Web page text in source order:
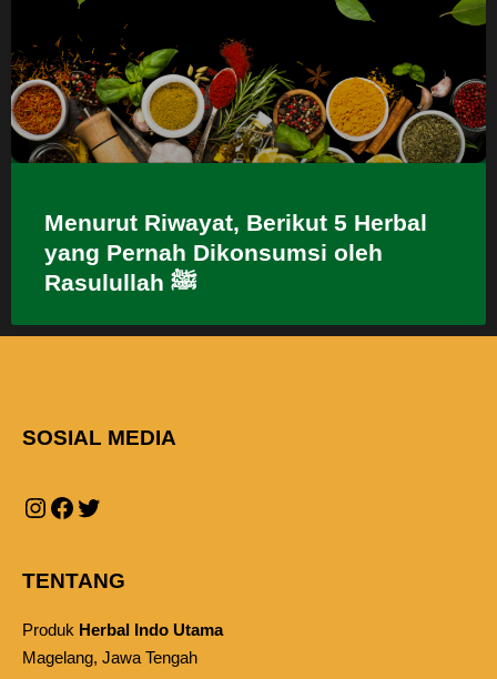
Menurut Riwayat, Berikut 5 Herbal
yang Pernah Dikonsumsi oleh
Rasulullah ﷺ
SOSIAL MEDIA
TENTANG
Produk Herbal Indo Utama
Magelang, Jawa Tengah